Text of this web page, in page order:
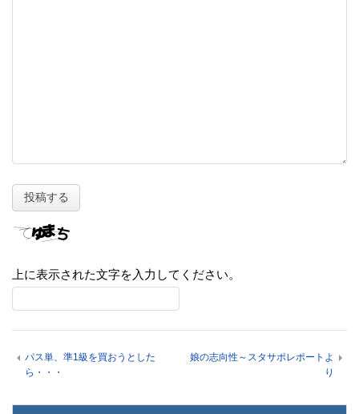
上に表示された文字を入力してください。
パス単、準1級を買おうとした
ら・・・
娘の志向性～スタサポレポートよ
り